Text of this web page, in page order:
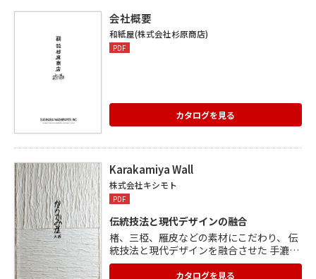
プロデュースしています。
会社概要
和紙屋(株式会社杉原商店)
PDF
カタログを見る
Karakamiya Wall
株式会社キシモト
PDF
伝統技法と現代デザインの融合
楮、三椏、雁皮などの素材にこだわり、 伝
統技法と現代デザインを融合させた 手漉き
和紙壁紙です。 染め色は青墨・柿渋・藍・
顔料など、 天然素材を使用し和紙のもつ 柔
カタログを見る